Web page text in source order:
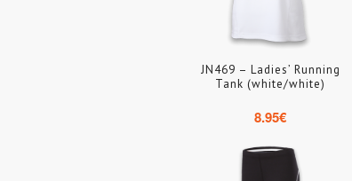
JN469 – Ladies’ Running
Tank (white/white)
8.95€